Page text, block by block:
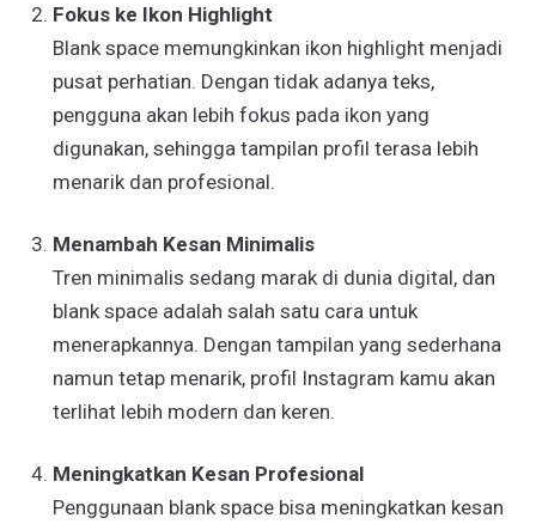
Fokus ke Ikon Highlight
Blank space memungkinkan ikon highlight menjadi
pusat perhatian. Dengan tidak adanya teks,
pengguna akan lebih fokus pada ikon yang
digunakan, sehingga tampilan profil terasa lebih
menarik dan profesional.
Menambah Kesan Minimalis
Tren minimalis sedang marak di dunia digital, dan
blank space adalah salah satu cara untuk
menerapkannya. Dengan tampilan yang sederhana
namun tetap menarik, profil Instagram kamu akan
terlihat lebih modern dan keren.
Meningkatkan Kesan Profesional
Penggunaan blank space bisa meningkatkan kesan